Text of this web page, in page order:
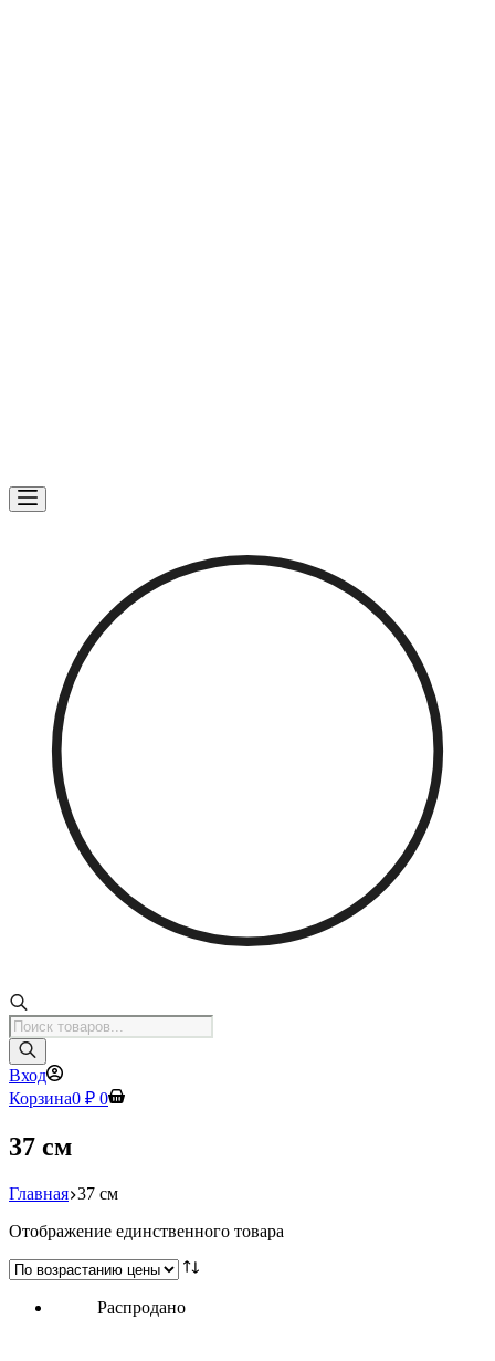
Поиск
товаров
Вход
Корзина0 ₽ 0
37 см
Главная 37 см
Отображение единственного товара
Распродано